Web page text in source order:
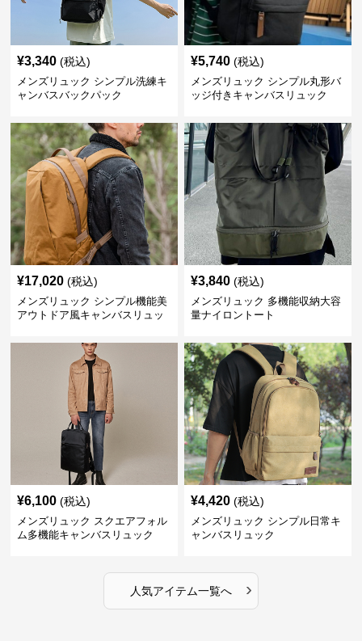
¥3,340 (税込)
メンズリュック シンプル洗練キ
ャンバスバックパック
¥5,740 (税込)
メンズリュック シンプル丸形バ
ッジ付きキャンバスリュック
¥17,020 (税込)
メンズリュック シンプル機能美
アウトドア風キャンバスリュッ
¥3,840 (税込)
メンズリュック 多機能収納大容
量ナイロントート
¥6,100 (税込)
メンズリュック スクエアフォル
ム多機能キャンバスリュック
¥4,420 (税込)
メンズリュック シンプル日常キ
ャンバスリュック
人気アイテム一覧へ ›